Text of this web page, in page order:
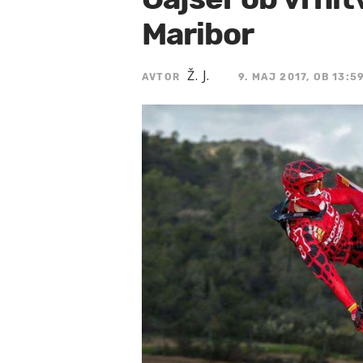
Maribor
AVTOR Ž. J. 9. MAJ 2017, OB